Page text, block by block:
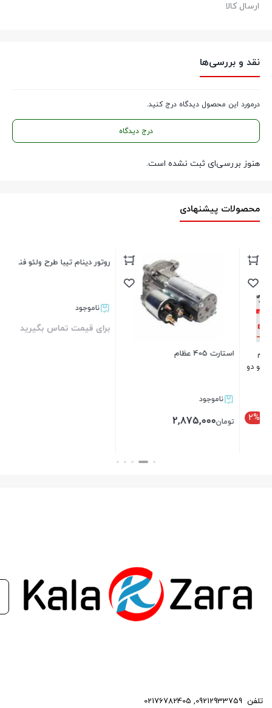
ارسال کالا
نقد و بررسی‌ها
درمورد این محصول دیدگاه درج کنید.
درج دیدگاه
هنوز بررسی‌ای ثبت نشده است.
محصولات پیشنهادی
استارت 405 عظام
ناموجود
تومان 2,875,000
تلفن 09212933759
,
02176782405